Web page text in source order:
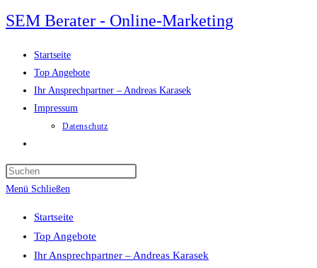
Zum
Inhalt
springen
SEM Berater - Online-Marketing
Startseite
Top Angebote
Ihr Ansprechpartner – Andreas Karasek
Impressum
Datenschutz
umschalten
search
Menü Schließen
Startseite
Top Angebote
Ihr Ansprechpartner – Andreas Karasek